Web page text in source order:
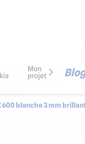
Mon
projet
600 blanche 3 mm